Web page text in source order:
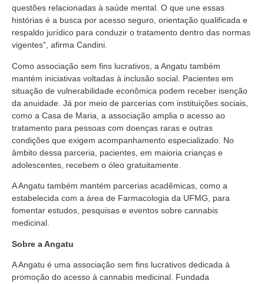
questões relacionadas à saúde mental. O que une essas
histórias é a busca por acesso seguro, orientação qualificada e
respaldo jurídico para conduzir o tratamento dentro das normas
vigentes”, afirma Candini.
Como associação sem fins lucrativos, a Angatu também
mantém iniciativas voltadas à inclusão social. Pacientes em
situação de vulnerabilidade econômica podem receber isenção
da anuidade. Já por meio de parcerias com instituições sociais,
como a Casa de Maria, a associação amplia o acesso ao
tratamento para pessoas com doenças raras e outras
condições que exigem acompanhamento especializado. No
âmbito dessa parceria, pacientes, em maioria crianças e
adolescentes, recebem o óleo gratuitamente.
A Angatu também mantém parcerias acadêmicas, como a
estabelecida com a área de Farmacologia da UFMG, para
fomentar estudos, pesquisas e eventos sobre cannabis
medicinal.
Sobre a Angatu
A Angatu é uma associação sem fins lucrativos dedicada à
promoção do acesso à cannabis medicinal. Fundada